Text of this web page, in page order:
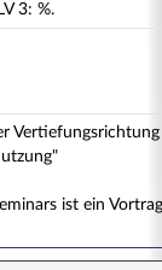
LV 3: %.
Vertiefungsrichtung
ist ein Vortrag